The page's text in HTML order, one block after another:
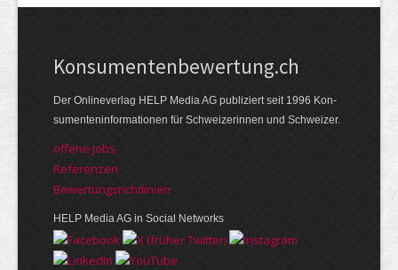
Kon­su­menten­be­wer­tung.ch
Der Online­verlag HELP Media AG publi­ziert seit 1996 Kon­
su­menten­infor­mationen für Schwei­zerinnen und Schweizer.
offene Jobs
Referenzen
Bewer­tungs­richt­linien
HELP Media AG in Social Networks